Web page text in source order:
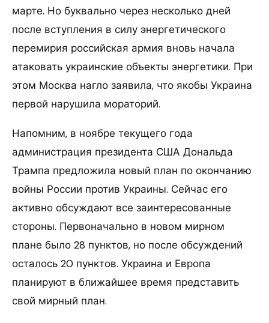
марте. Но буквально через несколько дней
после вступления в силу энергетического
перемирия российская армия вновь начала
атаковать украинские объекты энергетики. При
этом Москва нагло заявила, что якобы Украина
первой нарушила мораторий.
Напомним, в ноябре текущего года
администрация президента США Дональда
Трампа предложила новый план по окончанию
войны России против Украины. Сейчас его
активно обсуждают все заинтересованные
стороны. Первоначально в новом мирном
плане было 28 пунктов, но после обсуждений
осталось 20 пунктов. Украина и Европа
планируют в ближайшее время представить
свой мирный план.